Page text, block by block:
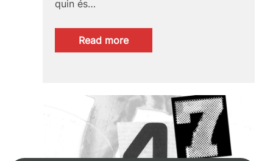
quin és…
Read more:
VII